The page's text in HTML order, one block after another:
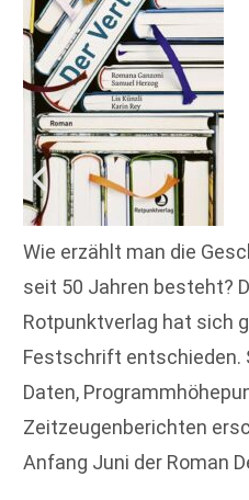
Wie erzählt man die
seit 50 Jahren besteht?
Rotpunktverlag hat sich
Festschrift entschieden.
Daten,
Zeitzeugenberichten
Anfang Juni der Roman